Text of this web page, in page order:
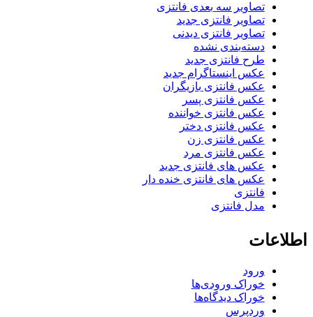
تصاویر سه بعدی فانتزی
تصاویر فانتزی جدید
تصاویر فانتزی دیدنی
دسته‌بندی نشده
طرح فانتزی جدید
عکس اینستاگرام جدید
عکس فانتزی بازیگران
عکس فانتزی پسر
عکس فانتزی خواننده
عکس فانتزی دختر
عکس فانتزی زن
عکس فانتزی مرد
عکس های فانتزی جدید
عکس های فانتزی خنده دار
فانتزی
مدل فانتزی
اطلاعات
ورود
خوراک ورودی‌ها
خوراک دیدگاه‌ها
وردپرس